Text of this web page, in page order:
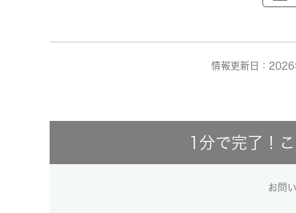
情報更新日：
1分で完了！
お問